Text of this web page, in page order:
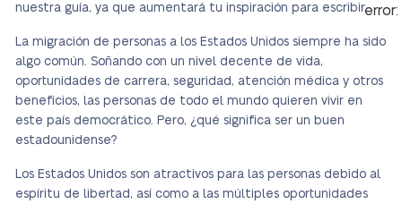
error:
nuestra guía, ya que aumentará tu inspiración para escribir.
La migración de personas a los Estados Unidos siempre ha sido
algo común. Soñando con un nivel decente de vida,
oportunidades de carrera, seguridad, atención médica y otros
beneficios, las personas de todo el mundo quieren vivir en
este país democrático. Pero, ¿qué significa ser un buen
estadounidense?
Los Estados Unidos son atractivos para las personas debido al
espíritu de libertad, así como a las múltiples oportunidades